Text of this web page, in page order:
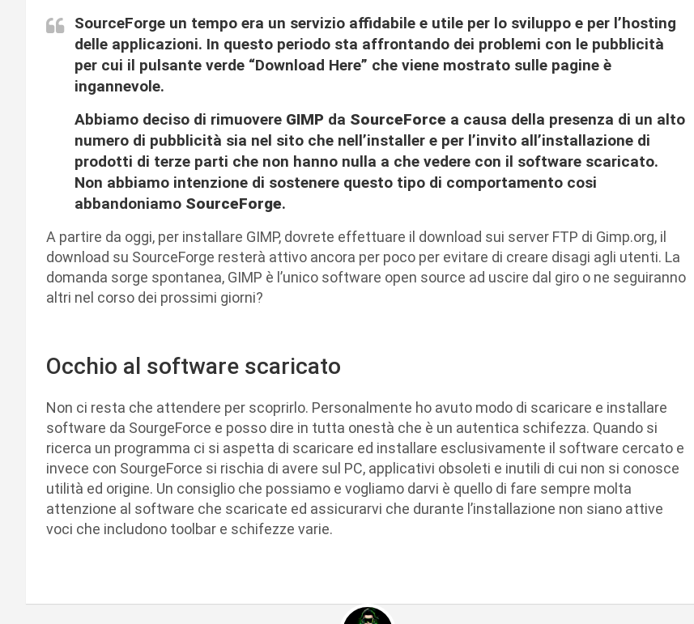
SourceForge un tempo era un servizio affidabile e utile per lo sviluppo e per l’hosting
delle applicazioni. In questo periodo sta affrontando dei problemi con le pubblicità
per cui il pulsante verde “Download Here” che viene mostrato sulle pagine è
ingannevole.
Abbiamo deciso di rimuovere GIMP da SourceForce a causa della presenza di un alto
numero di pubblicità sia nel sito che nell’installer e per l’invito all’installazione di
prodotti di terze parti che non hanno nulla a che vedere con il software scaricato.
Non abbiamo intenzione di sostenere questo tipo di comportamento cosi
abbandoniamo SourceForge.
A partire da oggi, per installare GIMP, dovrete effettuare il download sui server FTP di Gimp.org, il
download su SourceForge resterà attivo ancora per poco per evitare di creare disagi agli utenti. La
domanda sorge spontanea, GIMP è l’unico software open source ad uscire dal giro o ne seguiranno
altri nel corso dei prossimi giorni?
Occhio al software scaricato
Non ci resta che attendere per scoprirlo. Personalmente ho avuto modo di scaricare e installare
software da SourgeForce e posso dire in tutta onestà che è un autentica schifezza. Quando si
ricerca un programma ci si aspetta di scaricare ed installare esclusivamente il software cercato e
invece con SourgeForce si rischia di avere sul PC, applicativi obsoleti e inutili di cui non si conosce
utilità ed origine. Un consiglio che possiamo e vogliamo darvi è quello di fare sempre molta
attenzione al software che scaricate ed assicurarvi che durante l’installazione non siano attive
voci che includono toolbar e schifezze varie.